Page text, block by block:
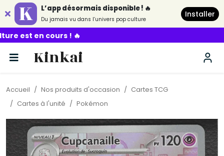
L’app désormais disponible ! 🔥
Du jamais vu dans l’univers pop culture
Installer
! 🔥
Kinkai
Accueil Nos produits d'occasion
Cartes TCG
Cartes à l'unité
Pokémon